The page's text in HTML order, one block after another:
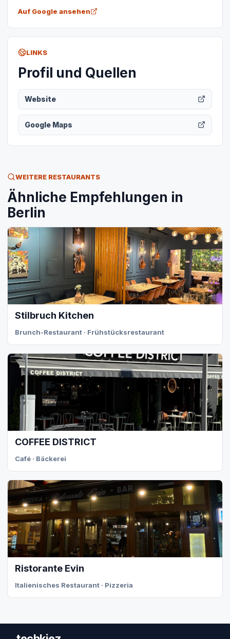
Auf Google ansehen
LINKS
Profil und Quellen
Website
Google Maps
WEITERE RESTAURANTS
Ähnliche Empfehlungen in
Berlin
Stilbruch Kitchen
Brunch-Restaurant · Frühstücksrestaurant
COFFEE DISTRICT
Café · Bäckerei
Ristorante Evin
Italienisches Restaurant · Pizzeria